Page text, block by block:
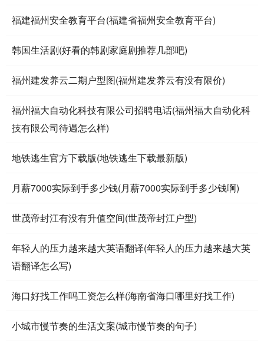
福建福州安全教育平台(福建省福州安全教育平台)
韩国生活剧(好看的韩剧家庭剧推荐几部吧)
福州建发养云二期户型图(福州建发养云有没有限价)
福州福大自动化科技有限公司招聘电话(福州福大自动化科
技有限公司待遇怎么样)
地铁逃生官方下载版(地铁逃生下载最新版)
月薪7000实际到手多少钱(月薪7000实际到手多少钱啊)
世茂帝封江有没有升值空间(世茂帝封江户型)
年轻人的压力越来越大英语翻译(年轻人的压力越来越大英
语翻译怎么写)
海口好找工作吗工资怎么样(海南省海口哪里好找工作)
小城市慢节奏的生活文案(城市慢节奏的句子)